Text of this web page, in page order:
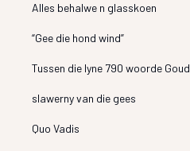
Alles behalwe n glasskoen
“Gee die hond wind”
Tussen die lyne 790 woorde Goud
slawerny van die gees
Quo Vadis